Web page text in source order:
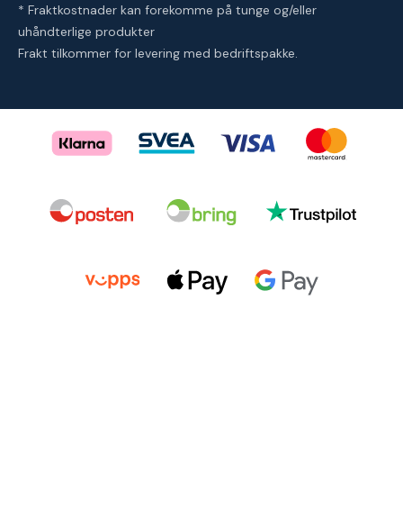
* Fraktkostnader kan forekomme på tunge og/eller
uhåndterlige produkter
Frakt tilkommer for levering med bedriftspakke.